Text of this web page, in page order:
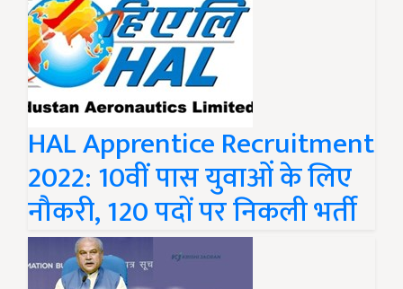
HAL Apprentice Recruitment
2022: 10वीं पास युवाओं के लिए
नौकरी, 120 पदों पर निकली भर्ती